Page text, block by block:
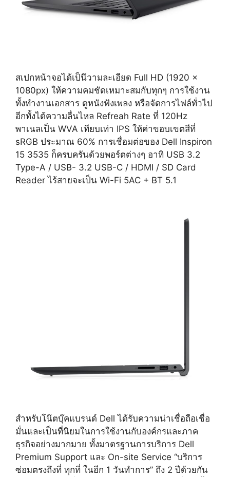
สเปกหน้าจอได้เป็นึวามละเอียด Full HD (1920 x
1080px) ให้ความคมชัดเหมาะสมกับทุกๆ การใช้งาน
ทั้งทำงานเอกสาร ดูหนังฟังเพลง หรือจัดการไฟล์ทั่วไป
อีกทั้งได้ความลื่นไหล Refreah Rate ที่ 120Hz
พาเนลเป็น WVA เทียบเท่า IPS ให้ค่าขอบเขตสีที่
sRGB ประมาณ 60% การเชื่อมต่อของ Dell Inspiron
15 3535 ก็ครบครันด้วยพอร์ตต่างๆ อาทิ USB 3.2
Type-A / USB- 3.2 USB-C / HDMI / SD Card
Reader ไร้สายจะเป็น Wi-Fi 5AC + BT 5.1
สำหรับโน๊ตบุ๊คแบรนด์ Dell ได้รับความน่าเชื่อถือเชื่อ
มั่นและเป็นที่นิยมในการใช้งานกับองค์กรและภาค
ธุรกิจอย่างมากมาย ทั้งมาตรฐานการบริการ Dell
Premium Support และ On-site Service “บริการ
ซ่อมตรงถึงที่ ทุกที่ ในอีก 1 วันทำการ” ถึง 2 ปีด้วยกัน